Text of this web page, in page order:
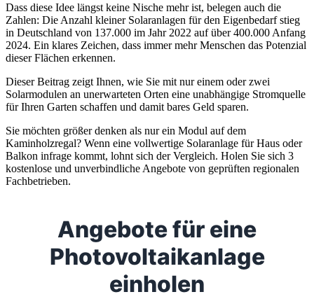
Dass diese Idee längst keine Nische mehr ist, belegen auch die
Zahlen: Die Anzahl kleiner Solaranlagen für den Eigenbedarf stieg
in Deutschland von 137.000 im Jahr 2022 auf über 400.000 Anfang
2024. Ein klares Zeichen, dass immer mehr Menschen das Potenzial
dieser Flächen erkennen.
Dieser Beitrag zeigt Ihnen, wie Sie mit nur einem oder zwei
Solarmodulen an unerwarteten Orten eine unabhängige Stromquelle
für Ihren Garten schaffen und damit bares Geld sparen.
Sie möchten größer denken als nur ein Modul auf dem
Kaminholzregal? Wenn eine vollwertige Solaranlage für Haus oder
Balkon infrage kommt, lohnt sich der Vergleich. Holen Sie sich 3
kostenlose und unverbindliche Angebote von geprüften regionalen
Fachbetrieben.
Angebote für eine
Photovoltaikanlage
einholen